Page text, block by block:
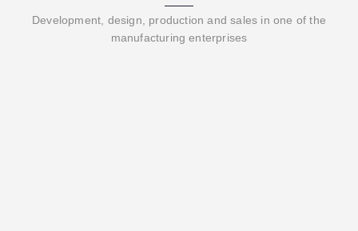
Development, design, production and sales in one of the
manufacturing enterprises